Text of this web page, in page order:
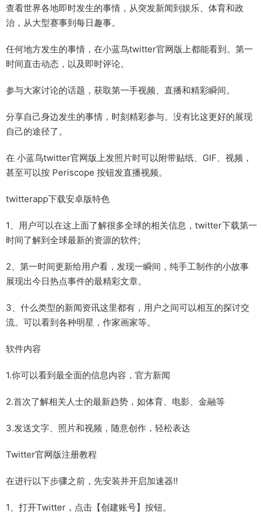
查看世界各地即时发生的事情，从突发新闻到娱乐、体育和政
治，从大型赛事到每日趣事。
任何地方发生的事情，在小蓝鸟twitter官网版上都能看到。第一
时间直击动态，以及即时评论。
参与大家讨论的话题，获取第一手视频、直播和精彩瞬间。
分享自己身边发生的事情，时刻精彩参与。没有比这更好的展现
自己的途径了。
在 小蓝鸟twitter官网版上发照片时可以附带贴纸、GIF、视频，
甚至可以按 Periscope 按钮发直播视频。
twitterapp下载安卓版特色
1、用户可以在这上面了解很多全球的相关信息，twitter下载第一
时间了解到全球最新的资源的软件;
2、第一时间更新给用户看，发现一瞬间，纯手工制作的小故事
展现出今日热点事件的最精彩文章。
3、什么类型的新闻资讯这里都有，用户之间可以相互的探讨交
流。可以看到各种明星，作家画家等。
软件内容
1.你可以看到最全面的信息内容，官方新闻
2.首次了解相关人士的最新趋势，如体育、电影、金融等
3.发送文字、照片和视频，随意创作，轻松表达
Twitter官网版注册教程
在进行以下步骤之前，先安装并开启加速器!!
1、打开Twitter，点击【创建账号】按钮。